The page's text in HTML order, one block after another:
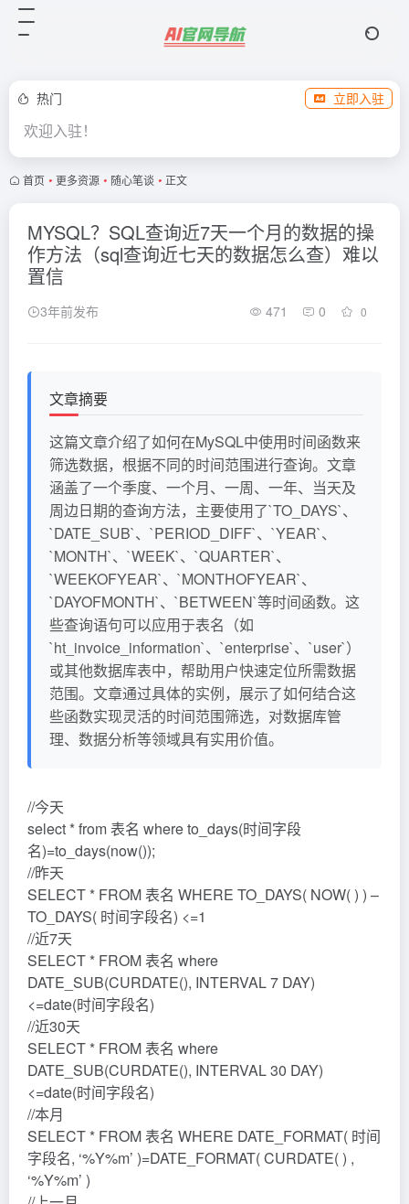
热门 立即入驻
欢迎入驻！
首页 • 更多资源 • 随心笔谈 • 正文
MYSQL？SQL查询近7天一个月的数据的操
作方法（sql查询近七天的数据怎么查）难以
置信
3年前发布 471 0 0
文章摘要
这篇文章介绍了如何在MySQL中使用时间函数来
筛选数据，根据不同的时间范围进行查询。文章
涵盖了一个季度、一个月、一周、一年、当天及
周边日期的查询方法，主要使用了`TO_DAYS`、
`DATE_SUB`、`PERIOD_DIFF`、`YEAR`、
`MONTH`、`WEEK`、`QUARTER`、
`WEEKOFYEAR`、`MONTHOFYEAR`、
`DAYOFMONTH`、`BETWEEN`等时间函数。这
些查询语句可以应用于表名（如
`ht_invoice_information`、`enterprise`、`user`）
或其他数据库表中，帮助用户快速定位所需数据
范围。文章通过具体的实例，展示了如何结合这
些函数实现灵活的时间范围筛选，对数据库管
理、数据分析等领域具有实用价值。
//今天
select * from 表名 where to_days(时间字段
名)=to_days(now());
//昨天
SELECT * FROM 表名 WHERE TO_DAYS( NOW( ) ) –
TO_DAYS( 时间字段名) <=1
//近7天
SELECT * FROM 表名 where
DATE_SUB(CURDATE(), INTERVAL 7 DAY)
<=date(时间字段名)
//近30天
SELECT * FROM 表名 where
DATE_SUB(CURDATE(), INTERVAL 30 DAY)
<=date(时间字段名)
//本月
SELECT * FROM 表名 WHERE DATE_FORMAT( 时间
字段名, ‘%Y%m’ )=DATE_FORMAT( CURDATE( ) ,
‘%Y%m’ )